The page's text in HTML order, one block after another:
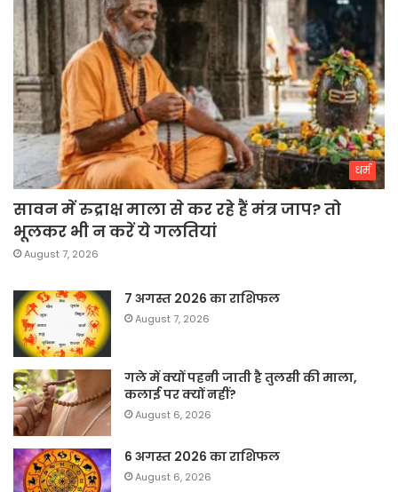
धर्म
सावन में रुद्राक्ष माला से कर रहे हैं मंत्र जाप? तो
भूलकर भी न करें ये गलतियां
August 7, 2026
7 अगस्त 2026 का राशिफल
August 7, 2026
गले में क्यों पहनी जाती है तुलसी की माला,
कलाई पर क्यों नहीं?
August 6, 2026
6 अगस्त 2026 का राशिफल
August 6, 2026